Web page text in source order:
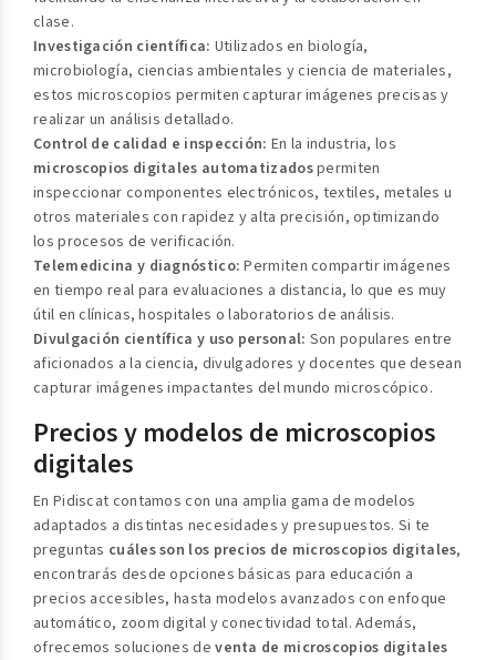
clase.
Investigación científica: Utilizados en biología,
microbiología, ciencias ambientales y ciencia de materiales,
estos microscopios permiten capturar imágenes precisas y
realizar un análisis detallado.
Control de calidad e inspección: En la industria, los
microscopios digitales automatizadospermiten
inspeccionar componentes electrónicos, textiles, metales u
otros materiales con rapidez y alta precisión, optimizando
los procesos de verificación.
Telemedicina y diagnóstico: Permiten compartir imágenes
en tiempo real para evaluaciones a distancia, lo que es muy
útil en clínicas, hospitales o laboratorios de análisis.
Divulgación científica y uso personal: Son populares entre
aficionados a la ciencia, divulgadores y docentes que desean
capturar imágenes impactantes del mundo microscópico.
Precios y modelos de microscopios
digitales
En Pidiscat contamos con una amplia gama de modelos
adaptados a distintas necesidades y presupuestos. Si te
preguntas cuáles son los precios de microscopios digitales,
encontrarás desde opciones básicas para educación a
precios accesibles, hasta modelos avanzados con enfoque
automático, zoom digital y conectividad total. Además,
ofrecemos soluciones deventa de microscopios digitales